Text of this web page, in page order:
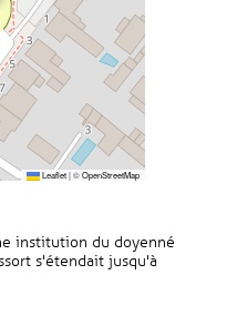
Leaflet|©OpenStreetMap
institution du doyenné
s'étendait jusqu'à